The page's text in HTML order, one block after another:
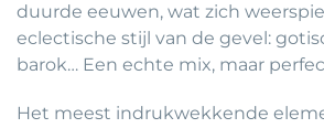
duurde eeuwen, wat zich
eclectische stijl van de gevel:
barok… Een echte mix, maar
Het meest indrukwekkende